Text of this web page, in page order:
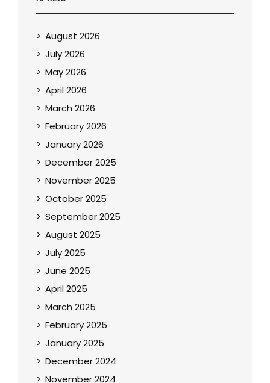
August 2026
July 2026
May 2026
April 2026
March 2026
February 2026
January 2026
December 2025
November 2025
October 2025
September 2025
August 2025
July 2025
June 2025
April 2025
March 2025
February 2025
January 2025
December 2024
November 2024